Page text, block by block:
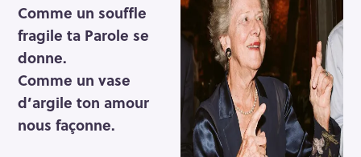
Comme un souffle
fragile ta Parole se
donne.
Comme un vase
d’argile ton amour
nous façonne.